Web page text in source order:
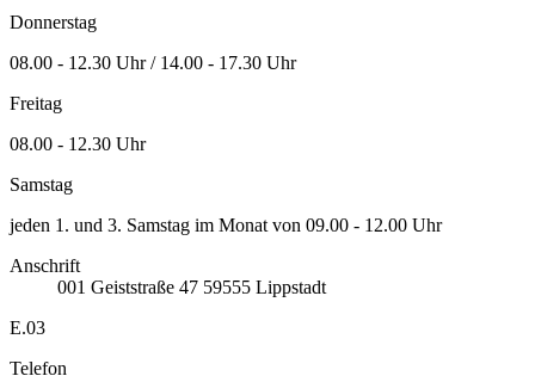
Donnerstag
08.00 - 12.30 Uhr / 14.00 - 17.30 Uhr
Freitag
08.00 - 12.30 Uhr
Samstag
jeden 1. und 3. Samstag im Monat von 09.00 - 12.00 Uhr
Anschrift
001 Geiststraße 47 59555 Lippstadt
E.03
Telefon